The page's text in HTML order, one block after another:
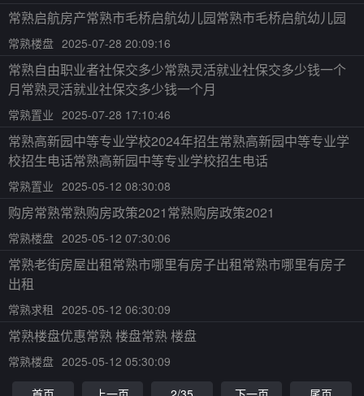
常熟启航房产常熟市毛桥启航幼儿园常熟市毛桥启航幼儿园
常熟楼盘 2025-07-28 20:09:16
常熟自由职业者社保交多少常熟灵活就业社保交多少钱一个
月常熟灵活就业社保交多少钱一个月
常熟置业 2025-07-28 17:10:46
常熟高新园中等专业学校2024年招生常熟高新园中等专业学
校招生电话常熟高新园中等专业学校招生电话
常熟置业 2025-05-12 08:30:08
购房常熟常熟购房政策2021常熟购房政策2021
常熟楼盘 2025-05-12 07:30:06
常熟老街房屋出租常熟市哪里有房子出租常熟市哪里有房子
出租
常熟求租 2025-05-12 06:30:09
常熟楼盘优惠常熟 楼盘常熟 楼盘
常熟楼盘 2025-05-12 05:30:09